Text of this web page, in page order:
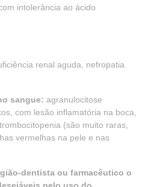
intolerância ao ácido
renal aguda, nefropatia
sangue: agranulocitose
com lesão inflamatória na boca,
(são muito raras,
vermelhas na pele e nas
dentista ou farmacêutico o